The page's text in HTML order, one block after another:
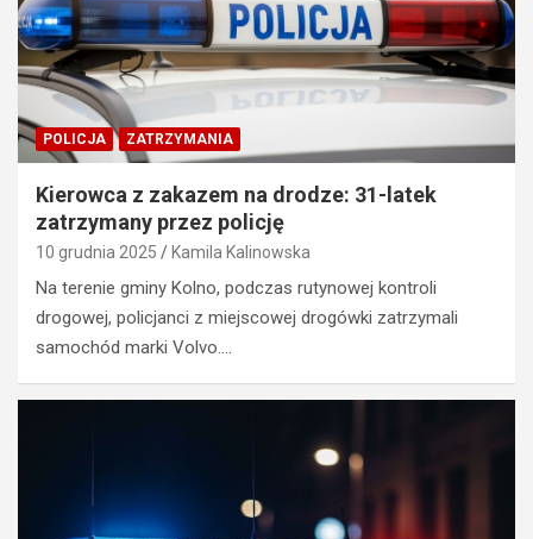
POLICJA ZATRZYMANIA
Kierowca z zakazem na drodze: 31-latek
zatrzymany przez policję
10 grudnia 2025 Kamila Kalinowska
Na terenie gminy Kolno, podczas rutynowej kontroli
drogowej, policjanci z miejscowej drogówki zatrzymali
samochód marki Volvo.…